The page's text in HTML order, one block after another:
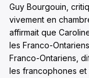
Guy Bourgouin,
vivement en
affirmait que
les Franco-
Franco-Ontariens,
les francophones et